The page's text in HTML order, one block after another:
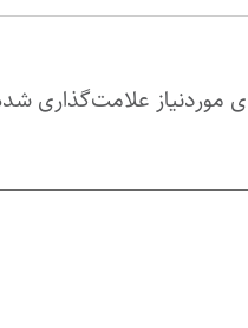
علامت‌گذاری